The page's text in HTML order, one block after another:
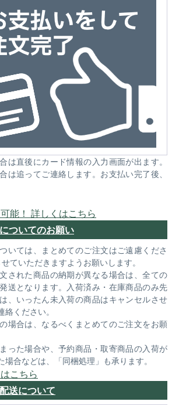
は直後にカード情報の入力画面が出ます。
は追ってご連絡します。お支払い完了後、
能！ 詳しくはこちら
ついてのお願い
いては、まとめてのご注文はご遠慮くださ
ていただきますようお願いします。
された商品の納期が異なる場合は、全ての
送となります。入荷済み・在庫商品のみ先
、いったん未入荷の商品はキャンセルさせ
ください。
場合は、なるべくまとめてのご注文をお願
った場合や、予約商品・取寄商品の入荷が
合などは、「同梱処理」も承ります。
こちら
送について